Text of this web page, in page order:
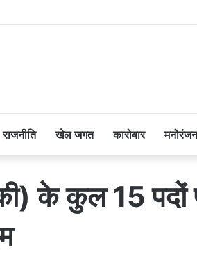
राजनीति खेल जगत कारोबार मनोरंजन
के कुल 15 पदों